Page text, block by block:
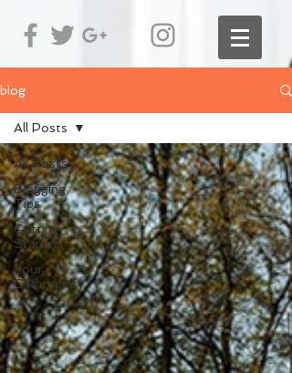
blog
All Posts
Blogging
Tips
Getting
Started
Your
Community
All Posts